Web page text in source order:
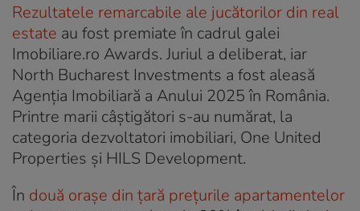
Rezultatele remarcabile ale jucătorilor din real
estate au fost premiate în cadrul galei
Imobiliare.ro Awards. Juriul a deliberat, iar
North Bucharest Investments a fost aleasă
Agenția Imobiliară a Anului 2025 în România.
Printre marii câștigători s-au numărat, la
categoria dezvoltatori imobiliari, One United
Properties și HILS Development.
În două orașe din țară prețurile apartamentelor